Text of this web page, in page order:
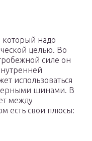
который надо
целью. Во
силе он
использоваться
шинами. В
между
есть свои плюсы: